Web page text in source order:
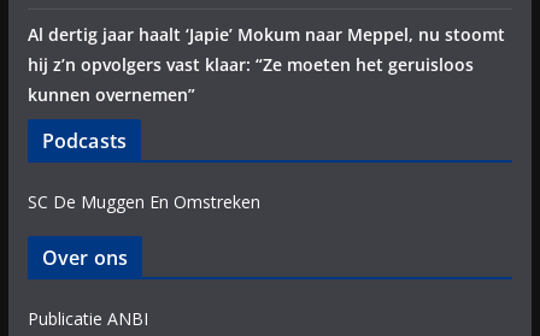
Al dertig jaar haalt ‘Japie’ Mokum naar Meppel, nu stoomt
hij z’n opvolgers vast klaar: “Ze moeten het geruisloos
kunnen overnemen”
Podcasts
SC De Muggen En Omstreken
Over ons
Publicatie ANBI